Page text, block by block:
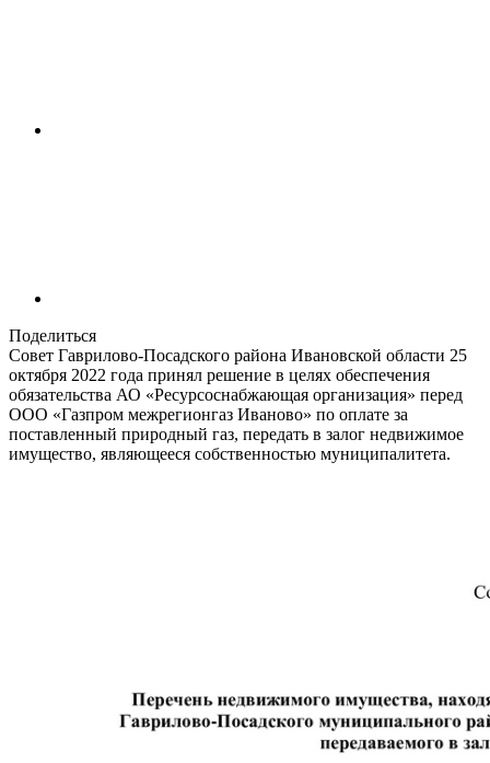
Поделиться
Совет Гаврилово-Посадского района Ивановской области 25
октября 2022 года принял решение в целях обеспечения
обязательства АО «Ресурсоснабжающая организация» перед
ООО «Газпром межрегионгаз Иваново» по оплате за
поставленный природный газ, передать в залог недвижимое
имущество, являющееся собственностью муниципалитета.